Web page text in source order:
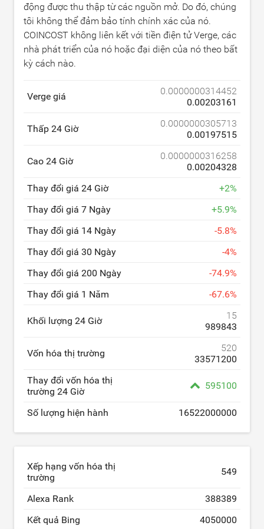
động được thu thập từ các nguồn mở. Do đó, chúng
tôi không thể đảm bảo tính chính xác của nó.
COINCOST không liên kết với tiền điện tử Verge, các
nhà phát triển của nó hoặc đại diện của nó theo bất
kỳ cách nào.
Verge giá
0.0000000314452
0.00203161
Thấp 24 Giờ
0.0000000305713
0.00197515
Cao 24 Giờ
0.0000000316258
0.00204328
Thay đổi giá 24 Giờ
+2%
Thay đổi giá 7 Ngày
+5.9%
Thay đổi giá 14 Ngày
-5.8%
Thay đổi giá 30 Ngày
-4%
Thay đổi giá 200 Ngày
-74.9%
Thay đổi giá 1 Năm
-67.6%
Khối lượng 24 Giờ
15
989843
Vốn hóa thị trường
520
33571200
Thay đổi vốn hóa thị
trường 24 Giờ
595100
Số lượng hiện hành 16522000000
Xếp hạng vốn hóa thị
trường
549
Alexa Rank
388389
Kết quả Bing
4050000